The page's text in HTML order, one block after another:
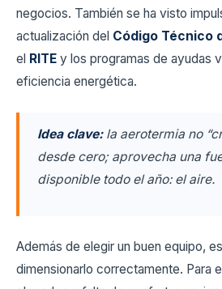
negocios. También se ha visto
actualización del Código Técnico
el RITE y los programas de ayudas
eficiencia energética.
Idea clave:la aerotermia no
desde cero; aprovecha una
disponible todo el año: el aire.
Además de elegir un buen equipo,
dimensionarlo correctamente. Para